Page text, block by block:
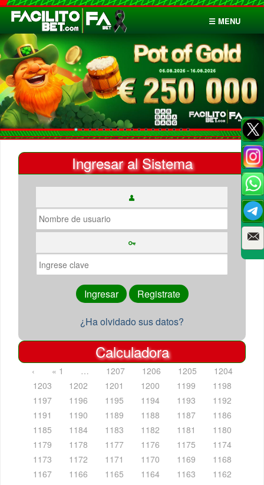
☰ MENU
Inicio
Apuestas
Cuentas
Ingresar al Sistema
¿Ha olvidado sus datos?
Calculadora
‹ « 1 … 1207 1206 1205
1204
1203
1202 1201 1200 1199
1198
1197
1196 1195 1194 1193
1192
1191
1190 1189 1188 1187
1186
1185
1184 1183 1182 1181
1180
1179
1178 1177 1176 1175
1174
1173
1172 1171 1170 1169
1168
1167
1166 1165 1164 1163
1162